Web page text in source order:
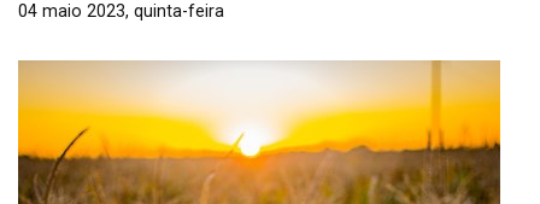
04 maio 2023, quinta-feira